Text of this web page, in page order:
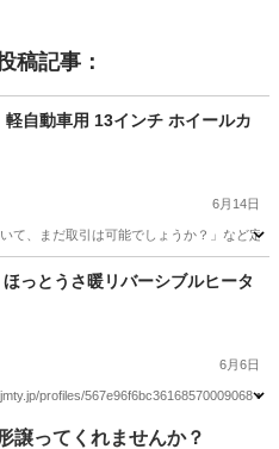
稿記事：
軽自動車用 13インチ ホイールカ
6月14日
て、まだ取引は可能でしょうか？」など定
ヤ、ホイール 13インチ
っとうさ暖リバーシブルヒータ
6月6日
profiles/567e96f6bc36168570009068
ン譲ってくれませんか？